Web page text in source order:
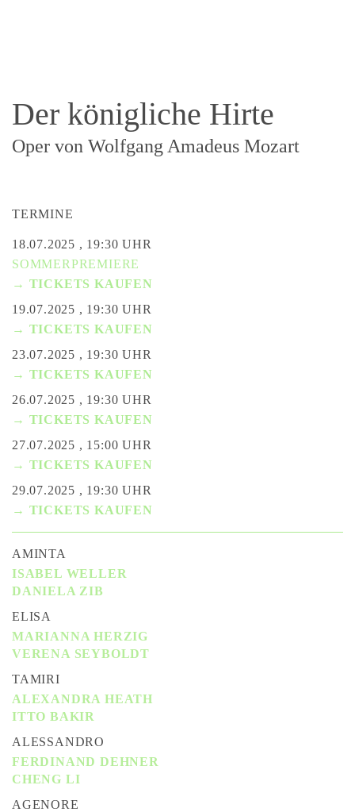
Der königliche Hirte
Oper von Wolfgang Amadeus Mozart
TERMINE
18.07.2025 , 19:30 UHR
SOMMERPREMIERE
→ TICKETS KAUFEN
19.07.2025 , 19:30 UHR
→ TICKETS KAUFEN
23.07.2025 , 19:30 UHR
→ TICKETS KAUFEN
26.07.2025 , 19:30 UHR
→ TICKETS KAUFEN
27.07.2025 , 15:00 UHR
→ TICKETS KAUFEN
29.07.2025 , 19:30 UHR
→ TICKETS KAUFEN
AMINTA
ISABEL WELLER
DANIELA ZIB
ELISA
MARIANNA HERZIG
VERENA SEYBOLDT
TAMIRI
ALEXANDRA HEATH
ITTO BAKIR
ALESSANDRO
FERDINAND DEHNER
CHENG LI
AGENORE